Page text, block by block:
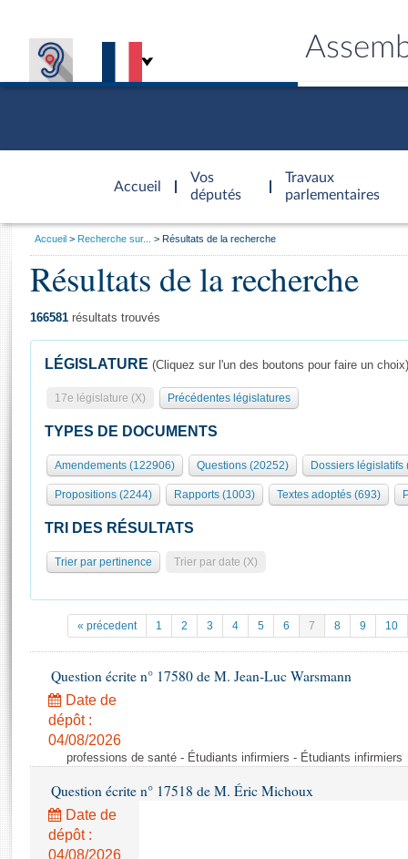
Accueil
d'accueil
Vos
députés
Travaux
parlementaires
Présidence
577 députés
Groupes politiques
Séance publique
Commissions et autres organes
Europe et International
Pétitions
Projets de loi
Propositions de loi
Amendements
Textes adoptés
Rapports d'information
Rapports d'enquête
Rapports législatifs
Général
Rôle et pouvoirs de l'Assemblée
Organisation de l'Assemblée
Présidence Conférence des Présidents Bureau Collège des
Statistiques et chiffres clés
Documents de référence
( Constitution | Règlement de l'Assemblée ... )
Histoire
Juniors
Anciennes législatures
Liens vers les sites publics
Visiter l'Assemblée
Visite virtuelle du palais Bourbon
Assister à une séance
La Bibliothèque
Contacts et plan d'accès
Photos libres de droit
Vous
Accueil Recherche sur... Résultats de la recherche
Résultats de la recherche
166581 résultats trouvés
LÉGISLATURE (Cliquez sur l'un des boutons pour faire un choix)
17e législature (X) Précédentes législatures
TYPES DE DOCUMENTS
Amendements (122906) Questions (20252) Dossiers législatifs
Propositions (2244) Rapports (1003) Textes adoptés (693)
TRI DES RÉSULTATS
Trier par pertinence Trier par date (X)
« précedent 1 2 3 4 5 6 7 8 9 10
Question écrite n° 17580 de M. Jean-Luc Warsmann
Date de
dépôt :
04/08/2026
professions de santé - Étudiants infirmiers - Étudiants infirmiers
Question écrite n° 17518 de M. Éric Michoux
Date de
dépôt :
04/08/2026